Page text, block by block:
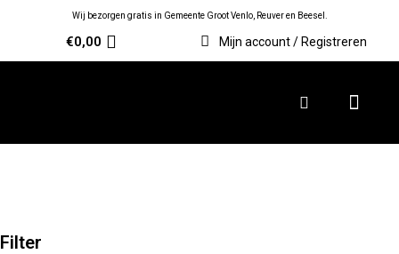
Wij bezorgen gratis in Gemeente Groot Venlo, Reuver en Beesel.
€0,00 Mijn account / Registreren
Filter